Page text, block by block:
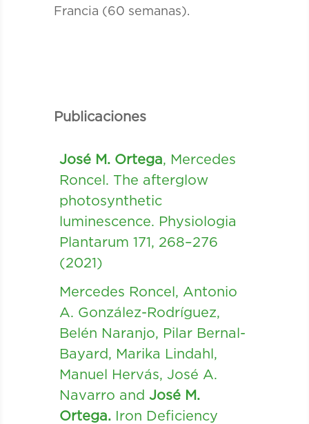
Francia (60 semanas).
Publicaciones
José M. Ortega, Mercedes
Roncel. The afterglow
photosynthetic
luminescence. Physiologia
Plantarum 171, 268–276
(2021)
Mercedes Roncel, Antonio
A. González-Rodríguez,
Belén Naranjo, Pilar Bernal-
Bayard, Marika Lindahl,
Manuel Hervás, José A.
Navarro and José M.
Ortega.
Iron Deficiency